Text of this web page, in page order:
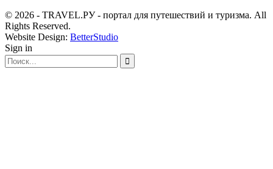
© 2026 - TRAVEL.РУ - портал для путешествий и туризма. All
Rights Reserved.
Website Design: BetterStudio
Sign in